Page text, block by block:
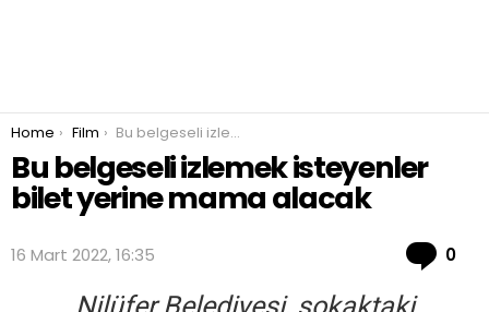
You are here:
Home Film Bu belgeseli izlemek isteyenler bilet yerine mama alacak
Bu belgeseli izlemek isteyenler
bilet yerine mama alacak
16 Mart 2022, 16:35 0
Nilüfer Belediyesi, sokaktaki